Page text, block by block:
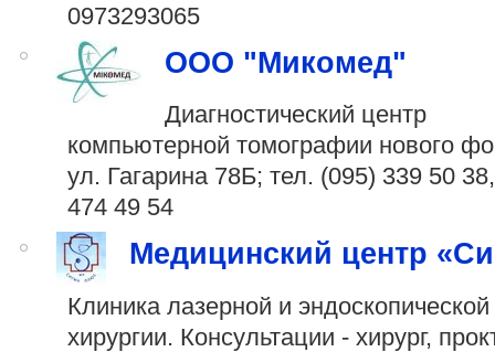
0973293065
ООО "Микомед"
Диагностический центр
компьютерной томографии нового
ул. Гагарина 78Б; тел. (095) 339 50 38,
474 49 54
Медицинский центр
Клиника лазерной и эндоскопической
хирургии. Консультации - хирург,